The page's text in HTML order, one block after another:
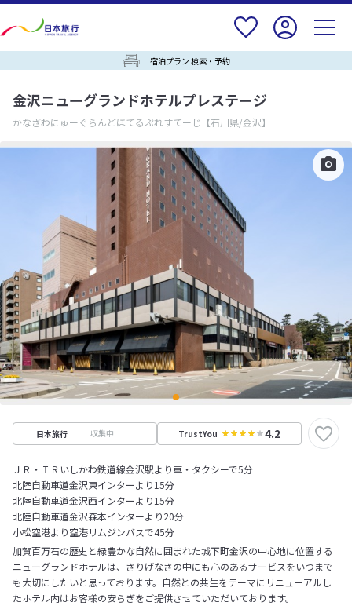
宿泊プラン 検索・予約
金沢ニューグランドホテルプレステージ
かなざわにゅーぐらんどほてるぷれすてーじ 【石川県/金沢】
日本旅行 収集中 TrustYou 4.2
ＪＲ・ＩＲいしかわ鉄道線金沢駅より車・タクシーで5分
北陸自動車道金沢東インターより15分
北陸自動車道金沢西インターより15分
北陸自動車道金沢森本インターより20分
小松空港より空港リムジンバスで45分
加賀百万石の歴史と緑豊かな自然に囲まれた城下町金沢の中心地に位置する
ニューグランドホテルは、さりげなさの中にも心のあるサービスをいつまで
も大切にしたいと思っております。自然との共生をテーマにリニューアルし
たホテル内はお客様の安らぎをご提供させていただいております。